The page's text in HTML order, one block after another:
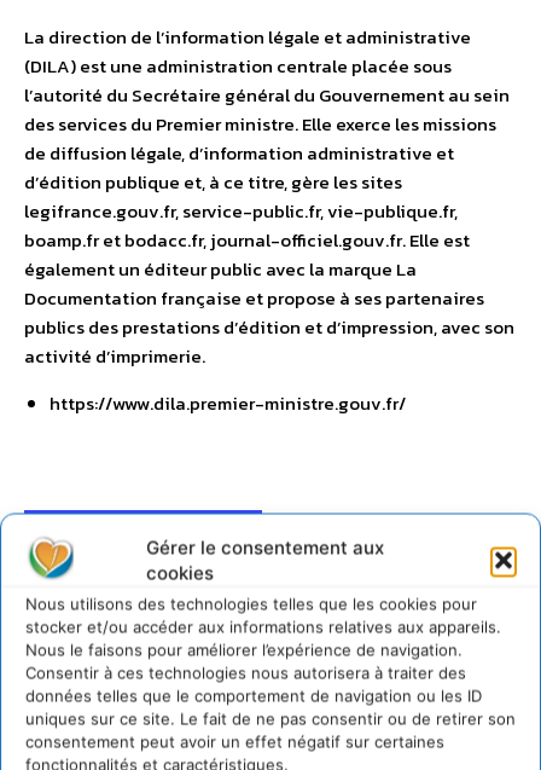
Gérer le consentement aux
cookies
Nous utilisons des technologies telles que les cookies pour
stocker et/ou accéder aux informations relatives aux appareils.
Nous le faisons pour améliorer l’expérience de navigation.
Consentir à ces technologies nous autorisera à traiter des
données telles que le comportement de navigation ou les ID
uniques sur ce site. Le fait de ne pas consentir ou de retirer son
consentement peut avoir un effet négatif sur certaines
fonctionnalités et caractéristiques.
La direction de l’information légale et administrative
(DILA) est une administration centrale placée sous
l’autorité du Secrétaire général du Gouvernement au sein
des services du Premier ministre. Elle exerce les missions
de diffusion légale, d’information administrative et
d’édition publique et, à ce titre, gère les sites
legifrance.gouv.fr, service-public.fr, vie-publique.fr,
boamp.fr et bodacc.fr, journal-officiel.gouv.fr. Elle est
également un éditeur public avec la marque La
Documentation française et propose à ses partenaires
publics des prestations d’édition et d’impression, avec son
activité d’imprimerie.
https://www.dila.premier-ministre.gouv.fr/